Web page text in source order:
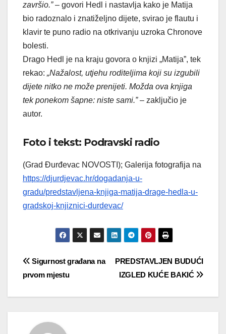
završio.”– govori Hedl i nastavlja kako je Matija
bio radoznalo i znatiželjno dijete, svirao je flautu i
klavir te puno radio na otkrivanju uzroka Chronove
bolesti.
Drago Hedl je na kraju govora o knjizi „Matija”, tek
rekao: „Nažalost, utjehu roditeljima koji su izgubili
dijete nitko ne može prenijeti. Možda ova knjiga
tek ponekom šapne: niste sami.”– zaključio je
autor.
Foto i tekst: Podravski radio
(Grad Đurđevac NOVOSTI); Galerija fotografija na
https://djurdjevac.hr/dogadanja-u-
gradu/predstavljena-knjiga-matija-drage-hedla-u-
gradskoj-knjiznici-durdevac/
Navigacija
objava
PREDSTAVLJEN BUDUĆI
IZGLED KUĆE BAKIĆ
Sigurnost građana na
prvom mjestu